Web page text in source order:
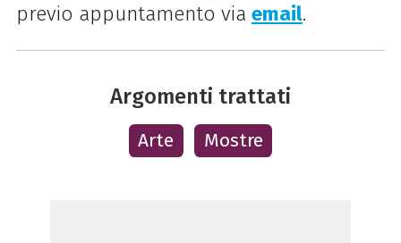
previo appuntamento via email.
Argomenti trattati
Arte Mostre